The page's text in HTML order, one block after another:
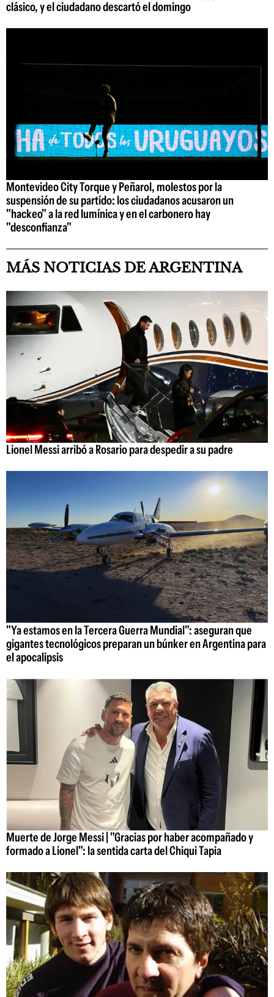
clásico, y el ciudadano descartó el domingo
Montevideo City Torque y Peñarol, molestos por la
suspensión de su partido: los ciudadanos acusaron un
"hackeo" a la red lumínica y en el carbonero hay
"desconfianza"
MÁS NOTICIAS DE ARGENTINA
Lionel Messi arribó a Rosario para despedir a su padre
"Ya estamos en la Tercera Guerra Mundial": aseguran que
gigantes tecnológicos preparan un búnker en Argentina para
el apocalipsis
Muerte de Jorge Messi | "Gracias por haber acompañado y
formado a Lionel": la sentida carta del Chiqui Tapia